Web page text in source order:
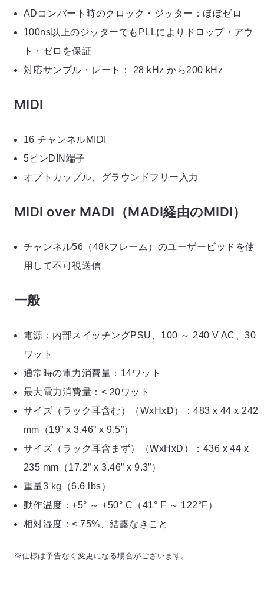
ADコンバート時のクロック・ジッター：ほぼゼロ
100ns以上のジッターでもPLLによりドロップ・アウ
ト・ゼロを保証
対応サンプル・レート： 28 kHz から200 kHz
MIDI
16 チャンネルMIDI
5ピンDIN端子
オプトカップル、グラウンドフリー入力
MIDI over MADI（MADI経由のMIDI）
チャンネル56（48kフレーム）のユーザービッドを使
用して不可視送信
一般
電源：内部スイッチングPSU、100 ～ 240 V AC、30
ワット
通常時の電力消費量：14ワット
最大電力消費量：< 20ワット
サイズ（ラック耳含む）（WxHxD）：483 x 44 x 242
mm（19” x 3.46” x 9.5”）
サイズ（ラック耳含まず）（WxHxD）：436 x 44 x
235 mm（17.2” x 3.46” x 9.3”）
重量3 kg（6.6 lbs）
動作温度：+5° ～ +50° C（41° F ～ 122°F）
相対湿度：< 75%、結露なきこと
※仕様は予告なく変更になる場合がございます。